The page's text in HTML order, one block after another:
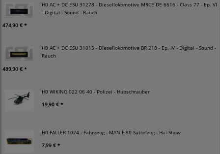
H0 AC + DC ESU 31278 - Diesellokomotive MRCE DE 6616 - Class 77 - Ep. VI
- Digital - Sound - Rauch
474,90 € *
H0 AC + DC ESU 31015 - Diesellokomotive BR 218 - Ep. IV - Digital - Sound -
Rauch
489,90 € *
H0 WIKING 022 06 40 - Polizei - Hubschrauber
19,90 € *
H0 FALLER 1024 - Fahrzeug - MAN F 90 Sattelzug - Hai-Show
7,99 € *